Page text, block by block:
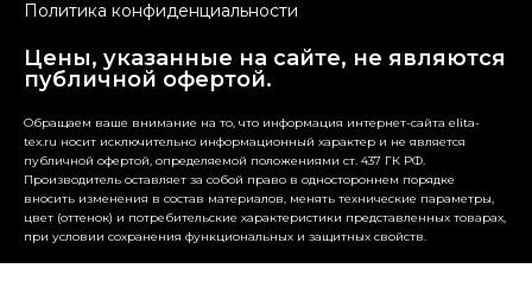
Политика конфиденциальности
Цены, указанные на сайте, не являются
публичной офертой.
Обращаем ваше внимание на то, что информация интернет-сайта elita-
tex.ru носит исключительно информационный характер и не является
публичной офертой, определяемой положениями ст. 437 ГК РФ.
Производитель оставляет за собой право в одностороннем порядке
вносить изменения в состав материалов, менять технические параметры,
цвет (оттенок) и потребительские характеристики представленных товарах,
при условии сохранения функциональных и защитных свойств.